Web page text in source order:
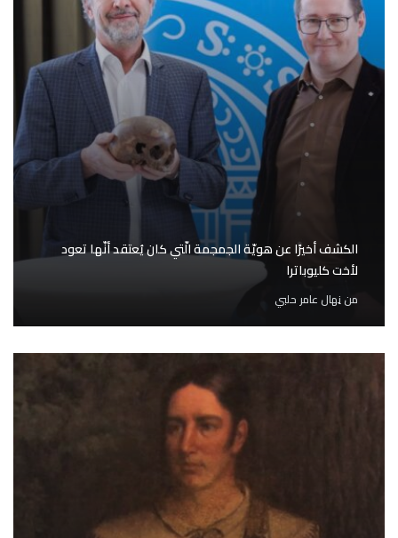
الكشف أخيرًا عن هويّة الجمجمة الّتي كان يُعتقد أنّها تعود
لأخت كليوباترا
مننِهال عامر حلبي